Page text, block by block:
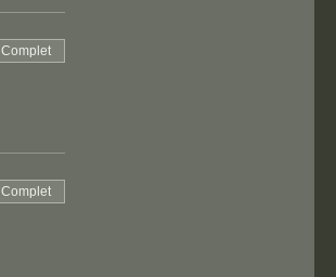
Complet
Complet